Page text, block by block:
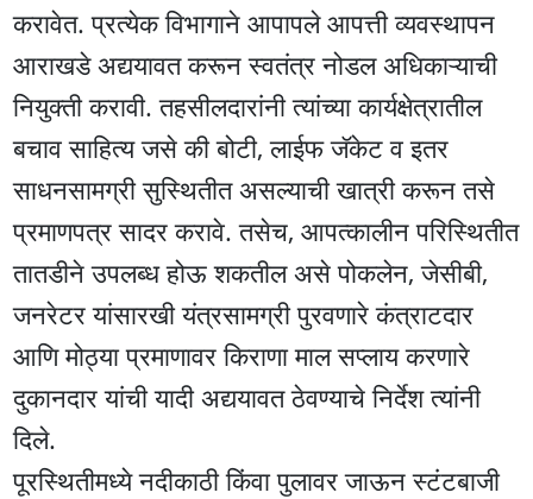
करावेत. प्रत्येक विभागाने आपापले आपत्ती व्यवस्थापन
आराखडे अद्ययावत करून स्वतंत्र नोडल अधिकाऱ्याची
नियुक्ती करावी. तहसीलदारांनी त्यांच्या कार्यक्षेत्रातील
बचाव साहित्य जसे की बोटी, लाईफ जॅकेट व इतर
साधनसामग्री सुस्थितीत असल्याची खात्री करून तसे
प्रमाणपत्र सादर करावे. तसेच, आपत्कालीन परिस्थितीत
तातडीने उपलब्ध होऊ शकतील असे पोकलेन, जेसीबी,
जनरेटर यांसारखी यंत्रसामग्री पुरवणारे कंत्राटदार
आणि मोठ्या प्रमाणावर किराणा माल सप्लाय करणारे
दुकानदार यांची यादी अद्ययावत ठेवण्याचे निर्देश त्यांनी
दिले.
पूरस्थितीमध्ये नदीकाठी किंवा पुलावर जाऊन स्टंटबाजी